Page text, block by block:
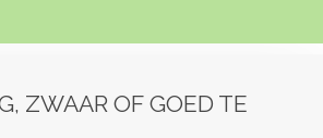
ZWAAR OF GOED TE